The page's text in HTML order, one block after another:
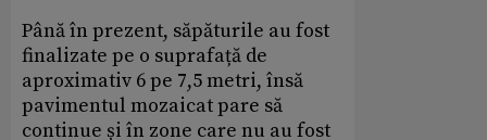
Până în prezent, săpăturile au fost
finalizate pe o suprafață de
aproximativ 6 pe 7,5 metri, însă
pavimentul mozaicat pare să
continue și în zone care nu au fost